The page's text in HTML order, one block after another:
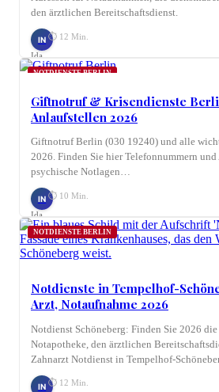
den ärztlichen Bereitschaftsdienst.
IN
Ida
Nagel
⏱ 12 Min.
NOTDIENSTE BERLIN
Giftnotruf & Krisendienste
Anlaufstellen 2026
Giftnotruf Berlin (030 19240) und alle
2026. Finden Sie hier Telefonnummern
psychische Notlagen…
IN
Ida
Nagel
⏱ 10 Min.
NOTDIENSTE BERLIN
Notdienste in Tempelhof-
Arzt, Notaufnahme 2026
Notdienst Schöneberg: Finden Sie 2026
Notapotheke, den ärztlichen
Zahnarzt Notdienst in Tempelhof-
IN ⏱ 12 Min.